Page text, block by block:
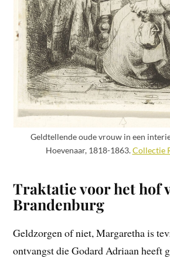
Geldtellende oude vrouw in een
Hoevenaar, 1818-1863.Collectie
Traktatie voor het hof
Brandenburg
Geldzorgen of niet, Margaretha is
ontvangst die Godard Adriaan heeft